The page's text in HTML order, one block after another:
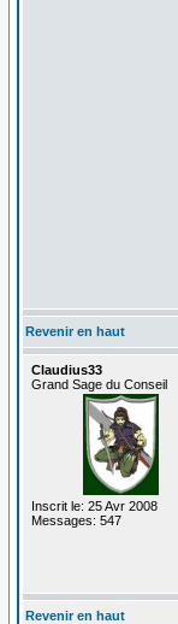
Revenir en haut
Claudius33
Grand Sage du Conseil
Inscrit le: 25 Avr 2008
Messages: 547
Revenir en haut